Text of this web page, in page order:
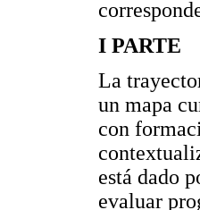
I PARTE
La
un mapa
con
está dado
evaluar